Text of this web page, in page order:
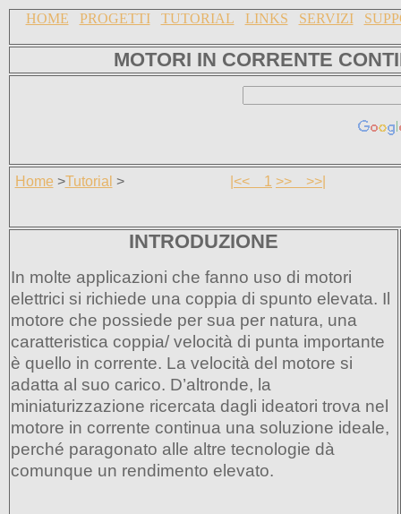
HOME PROGETTI TUTORIAL LINKS SERVIZI
MOTORI IN CORRENTE
Home >Tutorial > |<< 1 >> >>|
INTRODUZIONE
In molte applicazioni che fanno uso di motori
elettrici si richiede una coppia di spunto elevata. Il
motore che possiede per sua per natura, una
caratteristica coppia/ velocità di punta importante
è quello in corrente. La velocità del motore si
adatta al suo carico. D’altronde, la
miniaturizzazione ricercata dagli ideatori trova nel
motore in corrente continua una soluzione ideale,
perché paragonato alle altre tecnologie dà
comunque un rendimento elevato.